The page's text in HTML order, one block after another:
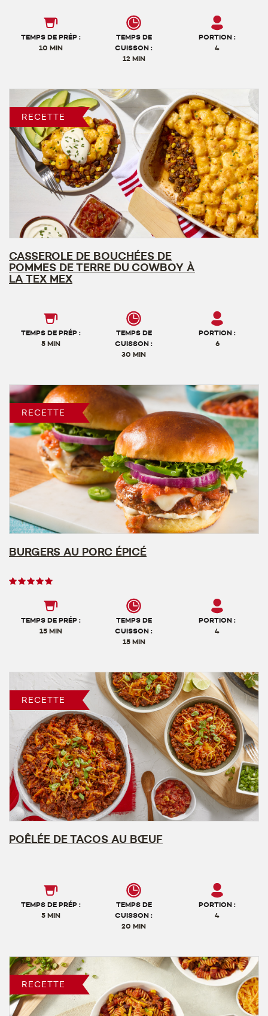
TEMPS DE PRÉP :
10 MIN
TEMPS DE
CUISSON :
12 MIN
PORTION :
4
RECETTE
CASSEROLE DE BOUCHÉES DE
POMMES DE TERRE DU COWBOY À
LA TEX MEX
TEMPS DE PRÉP :
5 MIN
TEMPS DE
CUISSON :
30 MIN
PORTION :
6
RECETTE
BURGERS AU PORC ÉPICÉ
Note
utilisateurs,
TEMPS DE PRÉP :
15 MIN
TEMPS DE
CUISSON :
15 MIN
PORTION :
4
RECETTE
POÊLÉE DE TACOS AU BŒUF
TEMPS DE PRÉP :
5 MIN
TEMPS DE
CUISSON :
20 MIN
PORTION :
4
RECETTE